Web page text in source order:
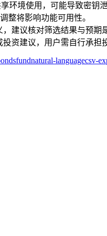
环境使用，可能导致密钥泄
整将影响功能可用性。
建议核对筛选结果与预期
资建议，用户需自行承担
fundnatural-languagecsv-